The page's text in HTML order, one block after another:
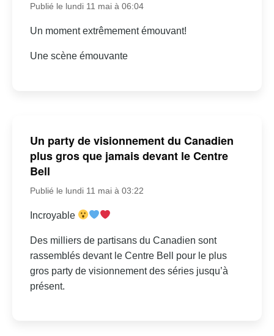
Publié le lundi 11 mai à 06:04
Un moment extrêmement émouvant!
Une scène émouvante
Un party de visionnement du Canadien
plus gros que jamais devant le Centre
Bell
Publié le lundi 11 mai à 03:22
Incroyable
Des milliers de partisans du Canadien sont
rassemblés devant le Centre Bell pour le plus
gros party de visionnement des séries jusqu’à
présent.